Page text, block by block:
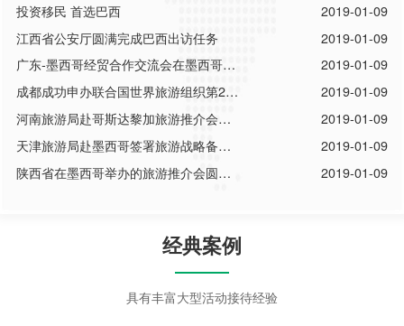
投资移民 首选巴西
2019-01-09
江西省公安厅圆满完成巴西出访任务
2019-01-09
广东-墨西哥经贸合作交流会在墨西哥城
圆满落幕
2019-01-09
成都成功申办联合国世界旅游组织第22
届全体大会
2019-01-09
河南旅游局赴哥斯达黎加旅游推介会圆
满成功
2019-01-09
天津旅游局赴墨西哥签署旅游战略备忘
录
2019-01-09
陕西省在墨西哥举办的旅游推介会圆满
2019-01-09
经典案例
具有丰富大型活动接待经验